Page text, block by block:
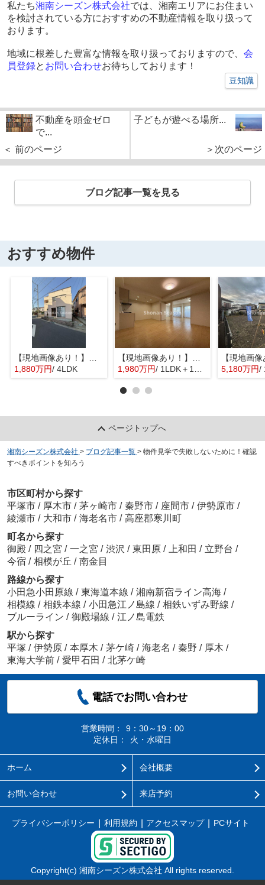
私たち湘南シーズン株式会社では、湘南エリアにお住まい
を検討されている方におすすめの不動産情報を取り扱って
おります。
地域に根差した豊富な情報を取り扱っておりますので、 会
員登録と お問い合わせお待ちしております！
豆知識
不動産を頭金ゼロ
で...
＜ 前のページ
子どもが遊べる場所...
＞次のページ
ブログ記事一覧を見る
おすすめ物件
1,880万円/ 4LDK
1,980万円/ 1LDK＋1S(納戸) 5,180万円/
ページトップへ
湘南シーズン株式会社 > ブログ記事一覧 > 物件見学で失敗しないために！確認
すべきポイントを知ろう
市区町村から探す
平塚市 / 厚木市 / 茅ヶ崎市 / 秦野市 / 座間市 / 伊勢原市 /
綾瀬市 / 大和市 / 海老名市 / 高座郡寒川町
町名から探す
御殿 / 四之宮 / 一之宮 / 渋沢 / 東田原 / 上和田 / 立野台 /
今宿 / 相模が丘 / 南金目
路線から探す
小田急小田原線 / 東海道本線 / 湘南新宿ライン高海 /
相模線 / 相鉄本線 / 小田急江ノ島線 / 相鉄いずみ野線 /
ブルーライン / 御殿場線 / 江ノ島電鉄
駅から探す
平塚 / 伊勢原 / 本厚木 / 茅ケ崎 / 海老名 / 秦野 / 厚木 /
東海大学前 / 愛甲石田 / 北茅ケ崎
電話でお問い合わせ
営業時間：
9：30～19：00
定休日：
火・水曜日
ホーム 会社概要
お問い合わせ 来店予約
プライバシーポリシー 利用規約 アクセスマップ PCサイト
Copyright(c) 湘南シーズン株式会社 All rights reserved.